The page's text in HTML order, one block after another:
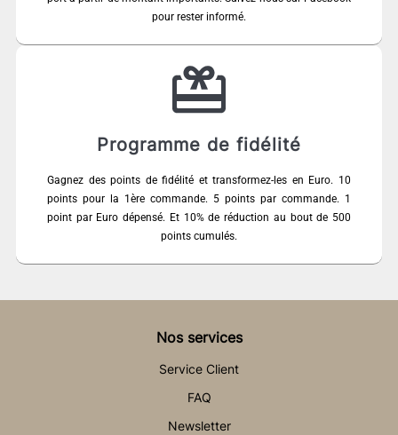
pour rester informé.
Programme de fidélité
Gagnez des points de fidélité et transformez-les en Euro. 10
points pour la 1ère commande. 5 points par commande. 1
point par Euro dépensé. Et 10% de réduction au bout de 500
points cumulés.
Nos services
Service Client
FAQ
Newsletter